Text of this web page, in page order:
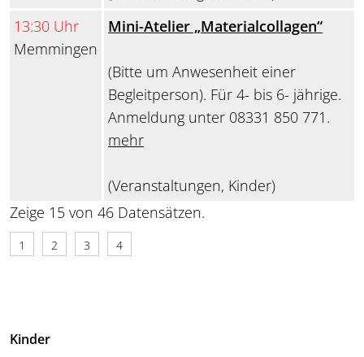
13:30 Uhr
Memmingen
Mini-Atelier „Materialcollagen“
(Bitte um Anwesenheit einer
Begleitperson). Für 4- bis 6- jährige.
Anmeldung unter 08331 850 771.
mehr
(Veranstaltungen, Kinder)
Zeige 15 von 46 Datensätzen.
1 2 3 4
Kinder